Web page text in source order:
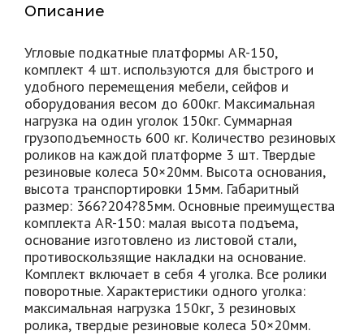
Описание
Угловые подкатные платформы АR-150,
комплект 4 шт. используются для быстрого и
удобного перемещения мебели, сейфов и
оборудования весом до 600кг. Максимальная
нагрузка на один уголок 150кг. Суммарная
грузоподъемность 600 кг. Количество резиновых
роликов на каждой платформе 3 шт. Твердые
резиновые колеса 50×20мм. Высота основания,
высота транспортировки 15мм. Габаритный
размер: 366?204?85мм. Основные преимущества
комплекта АR-150: малая высота подъема,
основание изготовлено из листовой стали,
противоскользящие накладки на основание.
Комплект включает в себя 4 уголка. Все ролики
поворотные. Характеристики одного уголка:
максимальная нагрузка 150кг, 3 резиновых
ролика, твердые резиновые колеса 50×20мм.